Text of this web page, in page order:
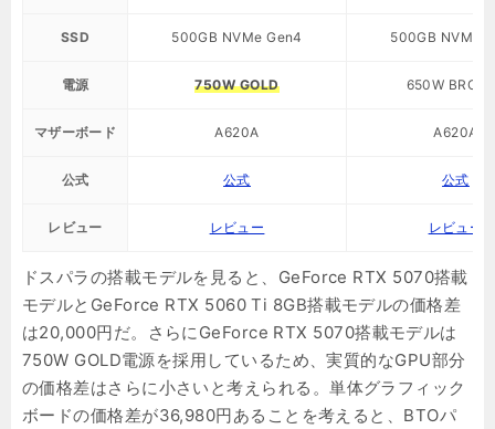
SSD 500GB NVMe Gen4 500GB NVMe
電源 750W GOLD 650W
マザーボード A620A A620A
公式 公式 公式
レビュー レビュー レビュー
ドスパラの搭載モデルを見ると、GeForce RTX 5070搭載
モデルとGeForce RTX 5060 Ti 8GB搭載モデルの価格差
は20,000円だ。さらにGeForce RTX 5070搭載モデルは
750W GOLD電源を採用しているため、実質的なGPU部分
の価格差はさらに小さいと考えられる。単体グラフィック
ボードの価格差が36,980円あることを考えると、BTOパ